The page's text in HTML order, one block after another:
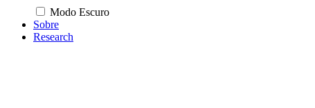
Modo Escuro
Sobre
Research